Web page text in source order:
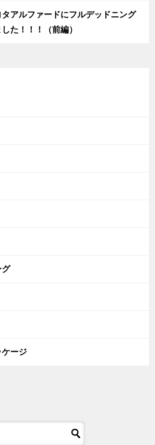
アルファードにフルデッドニング
た！！！（前編）
グ
ージ